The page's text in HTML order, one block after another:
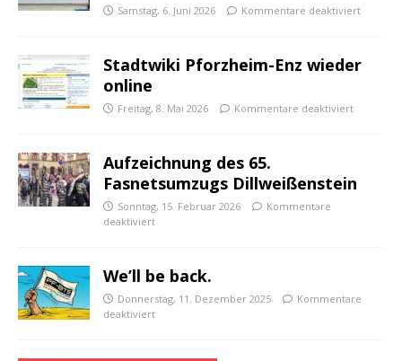
Samstag, 6. Juni 2026 Kommentare deaktiviert
Stadtwiki Pforzheim-Enz wieder
online
Freitag, 8. Mai 2026 Kommentare deaktiviert
Aufzeichnung des 65.
Fasnetsumzugs Dillweißenstein
Sonntag, 15. Februar 2026
Kommentare
deaktiviert
We’ll be back.
Donnerstag, 11. Dezember 2025
Kommentare
deaktiviert